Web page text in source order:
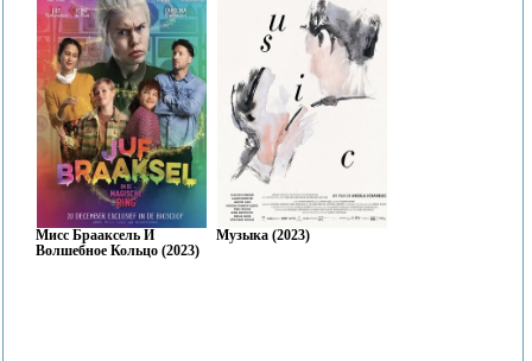
Мисс Брааксель И
Волшебное Кольцо (2023)
Музыка (2023)